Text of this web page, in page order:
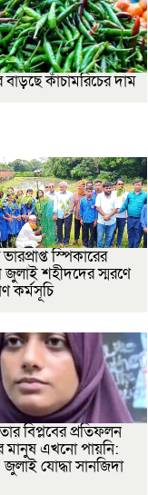
কাঁচামরিচের দাম
স্পিকারের
শহীদদের স্মরণে
কর্মসূচি
বিপ্লবের প্রতিফলন
মানুষ এখনো পায়নি:
জুলাই যোদ্ধা সানজিদা